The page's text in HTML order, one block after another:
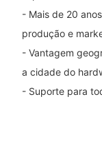
- Mais de 20
produção e
- Vantagem
a cidade do
- Suporte para